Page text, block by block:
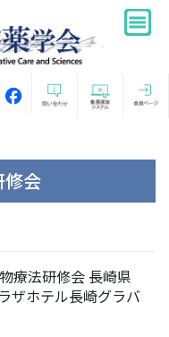
修会
療法研修会 長崎県
ザホテル長崎グラバ